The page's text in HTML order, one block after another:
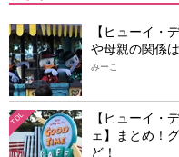
【ヒューイ・
や母親の関係
みーこ
TDL
【ヒューイ・
ェ】まとめ！
ど！